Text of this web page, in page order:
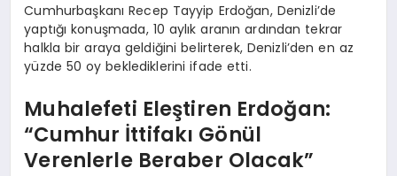
Cumhurbaşkanı Recep Tayyip Erdoğan, Denizli’de
yaptığı konuşmada, 10 aylık aranın ardından tekrar
halkla bir araya geldiğini belirterek, Denizli’den en az
yüzde 50 oy beklediklerini ifade etti.
Muhalefeti Eleştiren Erdoğan:
“Cumhur İttifakı Gönül
Verenlerle Beraber Olacak”